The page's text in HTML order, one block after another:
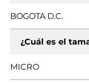
BOGOTA D.C.
¿Cuál es el
MICRO